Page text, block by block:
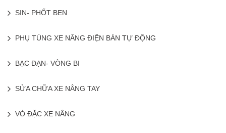
SIN- PHỐT BEN
PHỤ TÙNG XE NÂNG ĐIỆN BÁN TỰ ĐỘNG
BẠC ĐẠN- VÒNG BI
SỬA CHỮA XE NÂNG TAY
VỎ ĐẶC XE NÂNG